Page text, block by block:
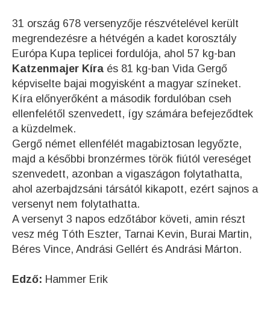
31 ország 678 versenyzője részvételével került
megrendezésre a hétvégén a kadet korosztály
Európa Kupa teplicei fordulója, ahol 57 kg-ban
Katzenmajer Kíra és 81 kg-ban Vida Gergő
képviselte bajai mogyisként a magyar színeket.
Kíra előnyerőként a második fordulóban cseh
ellenfelétől szenvedett, így számára befejeződtek
a küzdelmek.
Gergő német ellenfélét magabiztosan legyőzte,
majd a későbbi bronzérmes török fiútól vereséget
szenvedett, azonban a vigaszágon folytathatta,
ahol azerbajdzsáni társától kikapott, ezért sajnos a
versenyt nem folytathatta.
A versenyt 3 napos edzőtábor követi, amin részt
vesz még Tóth Eszter, Tarnai Kevin, Burai Martin,
Béres Vince, Andrási Gellért és Andrási Márton.
Edző: Hammer Erik